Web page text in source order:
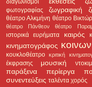
φωτογραφίας
ζωγραφική
θέατρο Αλκμήνη θέατρο
θέατρο Πάνθεον θέατρο
ιστορικά ευρήματα
καιρός
κινηματογράφος
κουκλοθέατρο
κριτική
έκφρασης
μουσική
παράξενα περίεργα
συνεντεύξεις ταλέντα χορός